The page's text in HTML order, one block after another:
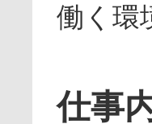
働く環
仕事